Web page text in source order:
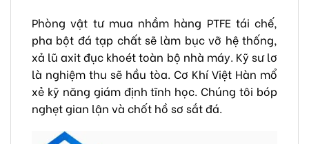
Phòng vật tư mua nhầm hàng PTFE tái chế,
pha bột đá tạp chất sẽ làm bục vỡ hệ thống,
xả lũ axit đục khoét toàn bộ nhà máy. Kỹ sư lơ
là nghiệm thu sẽ hầu tòa. Cơ Khí Việt Hàn mổ
xẻ kỹ năng giám định tĩnh học. Chúng tôi bóp
nghẹt gian lận và chốt hồ sơ sắt đá.